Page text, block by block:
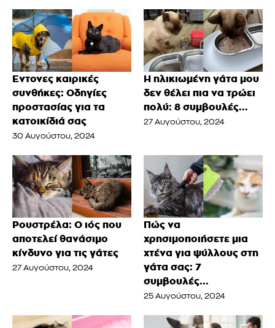
Έντονες καιρικές
συνθήκες: Οδηγίες
προστασίας για τα
κατοικίδιά σας
30 Αυγούστου, 2024
Η ηλικιωμένη γάτα μου
δεν θέλει πια να τρώει
πολύ: 8 συμβουλές...
27 Αυγούστου, 2024
Ρουστρέλα: Ο ιός που
αποτελεί θανάσιμο
κίνδυνο για τις γάτες
27 Αυγούστου, 2024
Πώς να
χρησιμοποιήσετε μια
χτένα για ψύλλους στη
γάτα σας: 7
συμβουλές...
25 Αυγούστου, 2024